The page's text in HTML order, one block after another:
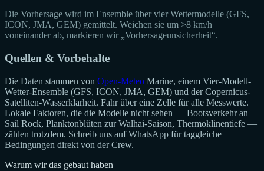
Die Vorhersage wird im Ensemble über vier Wettermodelle (GFS,
ICON, JMA, GEM) gemittelt. Weichen sie um >8 km/h
voneinander ab, markieren wir „Vorhersageunsicherheit“.
Quellen & Vorbehalte
Die Daten stammen von Open-Meteo Marine, einem Vier-Modell-
Wetter-Ensemble (GFS, ICON, JMA, GEM) und der Copernicus-
Satelliten-Wasserklarheit. Fahr über eine Zelle für alle Messwerte.
Lokale Faktoren, die die Modelle nicht sehen — Bootsverkehr an
Sail Rock, Planktonblüten zur Walhai-Saison, Thermoklinentiefe —
zählen trotzdem. Schreib uns auf WhatsApp für taggleiche
Bedingungen direkt von der Crew.
Warum wir das gebaut haben